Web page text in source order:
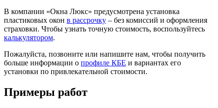
В компании «Окна Люкс» предусмотрена установка
пластиковых окон в рассрочку – без комиссий и оформления
страховки. Чтобы узнать точную стоимость, воспользуйтесь
калькулятором.
Пожалуйста, позвоните или напишите нам, чтобы получить
больше информации о профиле КБЕ и вариантах его
установки по привлекательной стоимости.
Примеры работ